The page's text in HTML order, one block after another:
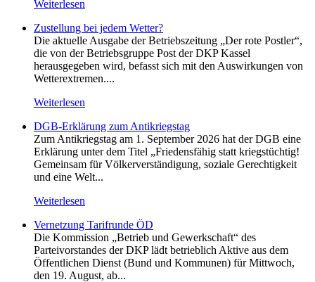
Weiterlesen
Zustellung bei jedem Wetter?
Die aktuelle Ausgabe der Betriebszeitung „Der rote Postler“,
die von der Betriebsgruppe Post der DKP Kassel
herausgegeben wird, befasst sich mit den Auswirkungen von
Wetterextremen....
Weiterlesen
DGB-Erklärung zum Antikriegstag
Zum Antikriegstag am 1. September 2026 hat der DGB eine
Erklärung unter dem Titel „Friedensfähig statt kriegstüchtig!
Gemeinsam für Völkerverständigung, soziale Gerechtigkeit
und eine Welt...
Weiterlesen
Vernetzung Tarifrunde ÖD
Die Kommission „Betrieb und Gewerkschaft“ des
Parteivorstandes der DKP lädt betrieblich Aktive aus dem
Öffentlichen Dienst (Bund und Kommunen) für Mittwoch,
den 19. August, ab...